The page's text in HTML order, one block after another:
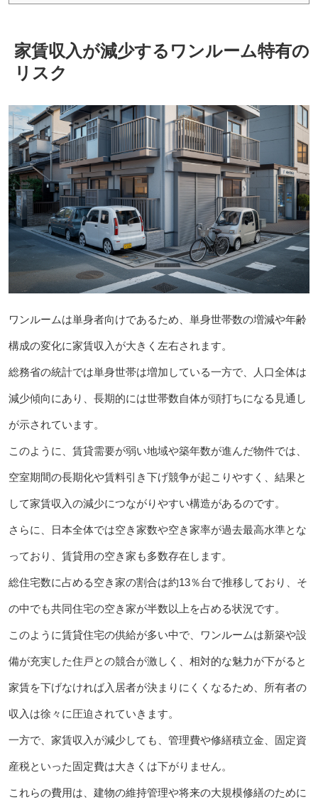
家賃収入が減少するワンルーム特有の
リスク
ワンルームは単身者向けであるため、単身世帯数の増減や年齢
構成の変化に家賃収入が大きく左右されます。
総務省の統計では単身世帯は増加している一方で、人口全体は
減少傾向にあり、長期的には世帯数自体が頭打ちになる見通し
が示されています。
このように、賃貸需要が弱い地域や築年数が進んだ物件では、
空室期間の長期化や賃料引き下げ競争が起こりやすく、結果と
して家賃収入の減少につながりやすい構造があるのです。
さらに、日本全体では空き家数や空き家率が過去最高水準とな
っており、賃貸用の空き家も多数存在します。
総住宅数に占める空き家の割合は約13％台で推移しており、そ
の中でも共同住宅の空き家が半数以上を占める状況です。
このように賃貸住宅の供給が多い中で、ワンルームは新築や設
備が充実した住戸との競合が激しく、相対的な魅力が下がると
家賃を下げなければ入居者が決まりにくくなるため、所有者の
収入は徐々に圧迫されていきます。
一方で、家賃収入が減少しても、管理費や修繕積立金、固定資
産税といった固定費は大きくは下がりません。
これらの費用は、建物の維持管理や将来の大規模修繕のために